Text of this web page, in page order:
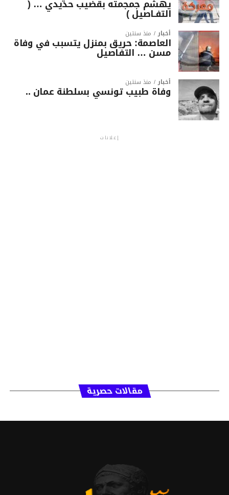
يهشّم جمجمته بقضيب حديدي … (
التفـاصيل )
أخبار منذ سنتين
العاصمة: حريق بمنزل يتسبب في وفاة
مسن … التفاصيل
أخبار منذ سنتين
وفاة طبيب تونسي بسلطنة عمان ..
إعلانات
مقالات حصرية